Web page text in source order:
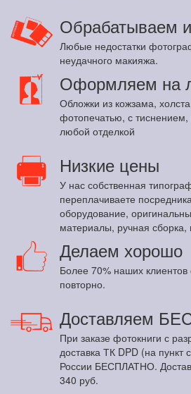
Обрабатываем
Любые недостатки
неудачного макияжа.
Оформляем на
Обложки из кожзама,
фотопечатью, с
любой отделкой
Низкие цены
У нас собственная
переплачиваете
оборудование,
материалы, ручная сборка,
Делаем хорошо
Более 70% наших
повторно.
Доставляем
При заказе фотокниги с
доставка ТК DPD (на пункт
России БЕСПЛАТНО.
340 руб.